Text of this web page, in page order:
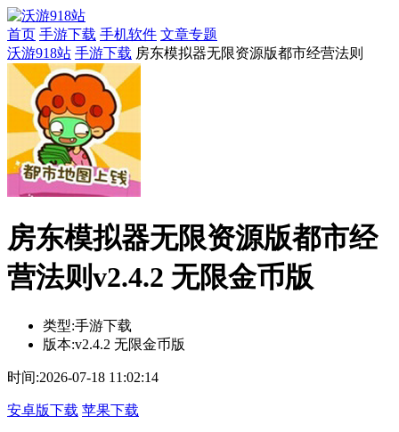
首页 手游下载 手机软件 文章专题
沃游918站 手游下载 房东模拟器无限资源版都市经营法则
房东模拟器无限资源版都市经
营法则v2.4.2 无限金币版
类型:手游下载
版本:v2.4.2 无限金币版
时间:2026-07-18 11:02:14
安卓版下载 苹果下载